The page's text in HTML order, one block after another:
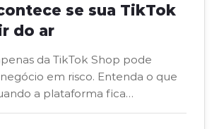
se sua TikTok
do ar
da TikTok Shop pode
em risco. Entenda o que
a plataforma fica
como se proteger.